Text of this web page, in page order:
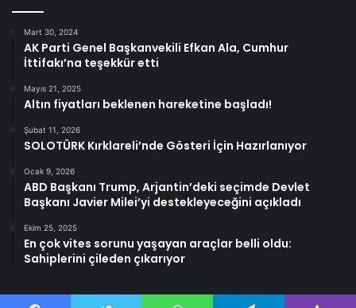
Mart 30, 2024
AK Parti Genel Başkanvekili Efkan Ala, Cumhur
İttifakı’na teşekkür etti
Mayıs 21, 2025
Altın fiyatları beklenen hareketine başladı!
Şubat 11, 2026
SOLOTÜRK Kırklareli’nde Gösteri İçin Hazırlanıyor
Ocak 9, 2026
ABD Başkanı Trump, Arjantin’deki seçimde Devlet
Başkanı Javier Milei’yi destekleyeceğini açıkladı
Ekim 25, 2025
En çok vites sorunu yaşayan araçlar belli oldu:
Sahiplerini çileden çıkarıyor